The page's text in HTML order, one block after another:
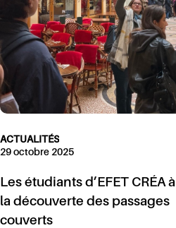
ACTUALITÉS
29 octobre 2025
Les étudiants d’EFET CRÉA à
la découverte des passages
couverts